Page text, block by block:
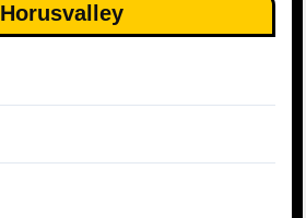
Horusvalley